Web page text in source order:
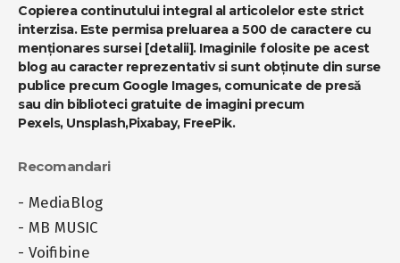
Copierea continutului integral al articolelor este strict
interzisa. Este permisa preluarea a 500 de caractere cu
menționares sursei [detalii]. Imaginile folosite pe acest
blog au caracter reprezentativ si sunt obținute din surse
publice precum Google Images, comunicate de presă
sau din biblioteci gratuite de imagini precum
Pexels, Unsplash,Pixabay, FreePik.
Recomandari
- MediaBlog
- MB MUSIC
- Voifibine